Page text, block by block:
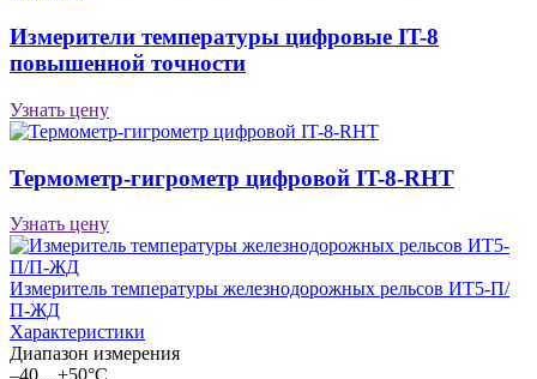
Измерители температуры цифровые IT-8
повышенной точности
Узнать цену
Термометр-гигрометр цифровой IT-8-RHT
Узнать цену
Измеритель температуры железнодорожных рельсов ИТ5-П/
П-ЖД
Характеристики
Диапазон измерения